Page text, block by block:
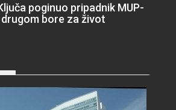
poginuo pripadnik MUP-
drugom bore za život